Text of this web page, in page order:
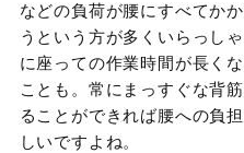
などの負荷が腰にすべてか
うという方が多くいらっし
に座っての作業時間が長く
ことも。常にまっすぐな背
ることができれば腰への負
しいですよね。